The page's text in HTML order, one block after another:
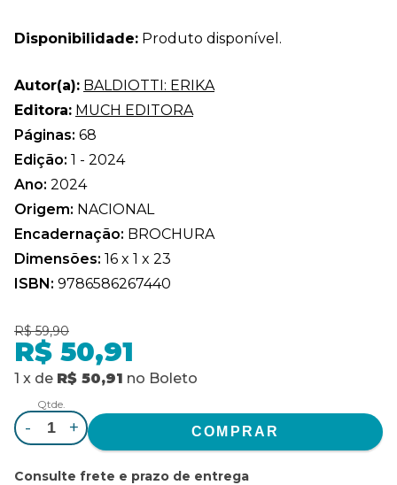
Disponibilidade: Produto disponível.
Autor(a): BALDIOTTI: ERIKA
Editora: MUCH EDITORA
Páginas: 68
Edição: 1 - 2024
Ano: 2024
Origem: NACIONAL
Encadernação: BROCHURA
Dimensões: 16 x 1 x 23
ISBN: 9786586267440
R$ 59,90
R$ 50,91
1 x de R$ 50,91 no Boleto
Qtde.
- +
Consulte frete e prazo de entrega